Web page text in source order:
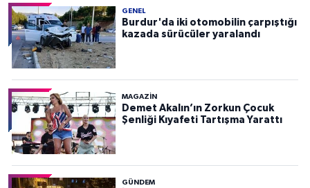
GENEL
Burdur'da iki otomobilin çarpıştığı
kazada sürücüler yaralandı
MAGAZİN
Demet Akalın’ın Zorkun Çocuk
Şenliği Kıyafeti Tartışma Yarattı
GÜNDEM